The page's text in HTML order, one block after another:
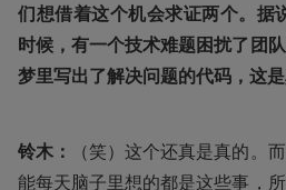
们想借着这个机会求证两个。据
时候，有一个技术难题困扰了团
梦里写出了解决问题的代码，这
铃木：
（笑）这个还真是真的。
能每天脑子里想的都是这些事，